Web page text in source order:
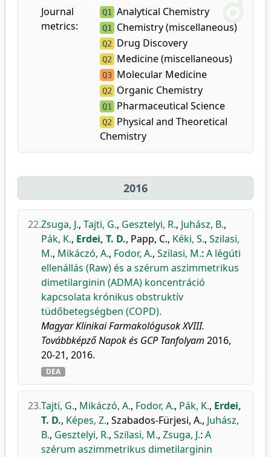
Journal
metrics:
Q1 Analytical Chemistry
Q1 Chemistry (miscellaneous)
Q2 Drug Discovery
Q2 Medicine (miscellaneous)
Q3 Molecular Medicine
Q2 Organic Chemistry
Q1 Pharmaceutical Science
Q2 Physical and Theoretical
Chemistry
2016
22.Zsuga, J., Tajti, G., Gesztelyi, R., Juhász, B.,
Pák, K., Erdei, T. D., Papp, C., Kéki, S., Szilasi,
M., Mikáczó, A., Fodor, A., Szilasi, M.: A légúti
ellenállás (Raw) és a szérum aszimmetrikus
dimetilarginin (ADMA) koncentráció
kapcsolata krónikus obstruktív
tüdőbetegségben (COPD).
Magyar Klinikai Farmakológusok XVIII.
Továbbképző Napok és GCP Tanfolyam 2016,
20-21, 2016.
DEA
23.Tajti, G., Mikáczó, A., Fodor, A., Pák, K., Erdei,
T. D., Képes, Z., Szabados-Fürjesi, A., Juhász,
B., Gesztelyi, R., Szilasi, M., Zsuga, J.: A
szérum aszimmetrikus dimetilarginin